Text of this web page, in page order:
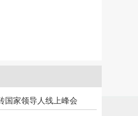
国家领导人线上峰会